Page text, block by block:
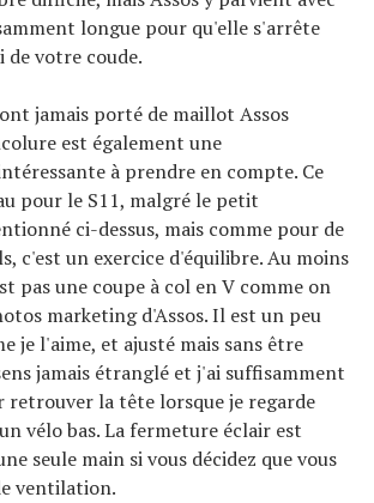
longue pour qu'elle s'arrête
votre coude.
jamais porté de maillot Assos
est également une
à prendre en compte. Ce
pour le S11, malgré le petit
ci-dessus, mais comme pour de
c'est un exercice d'équilibre. Au moins
pas une coupe à col en V comme on
marketing d'Assos. Il est un peu
je l'aime, et ajusté mais sans être
jamais étranglé et j'ai suffisamment
retrouver la tête lorsque je regarde
vélo bas. La fermeture éclair est
seule main si vous décidez que vous
ventilation.